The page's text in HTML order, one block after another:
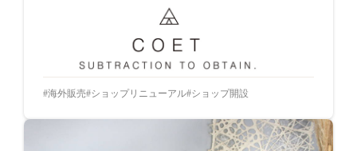
海外販売 ショップリニューアル ショップ開設